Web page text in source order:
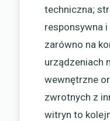
techniczna;
responsywna
zarówno na
urządzeniach
wewnętrzne
zwrotnych z
witryn to